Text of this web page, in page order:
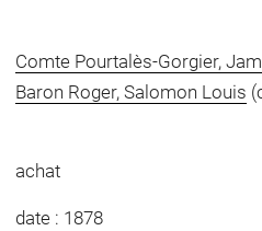
Comte Pourtalès-Gorgier,
Baron Roger, Salomon Louis
achat
date : 1878